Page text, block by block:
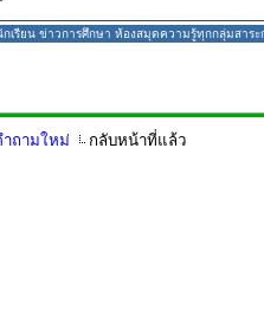
รียน ข่าวการศึกษา ห้องสมุดความรู้ทุกกลุ่มสาระ
ถามใหม่ กลับหน้าที่แล้ว